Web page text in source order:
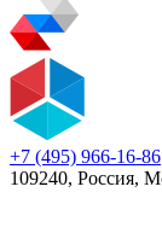
+7 (495) 966-16-86
109240, Россия,